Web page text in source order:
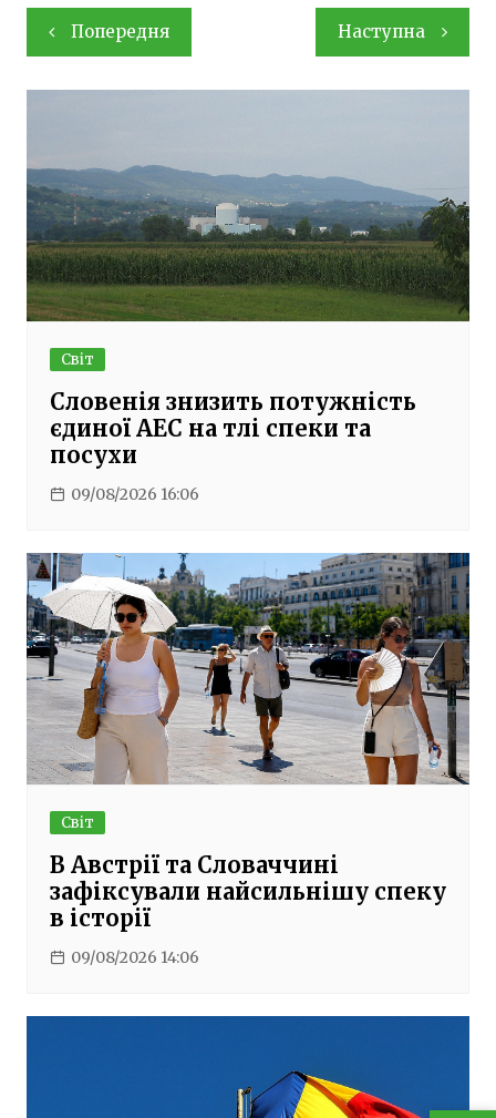
Навігація
записів
Попередня Наступна
Світ
Словенія знизить потужність
єдиної АЕС на тлі спеки та
посухи
09/08/2026 16:06
Світ
В Австрії та Словаччині
зафіксували найсильнішу спеку
в історії
09/08/2026 14:06